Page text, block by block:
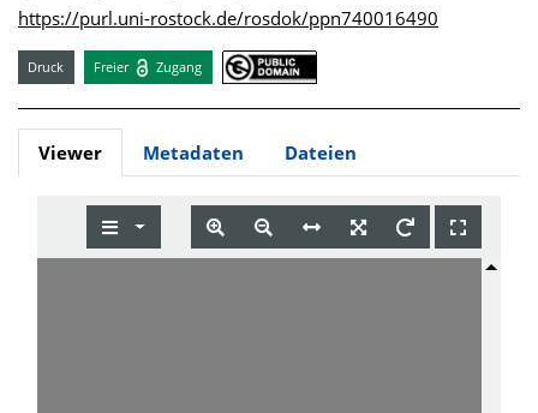
https://purl.uni-rostock.de/rosdok/ppn740016490
Druck Freier Zugang
Viewer Metadaten Dateien